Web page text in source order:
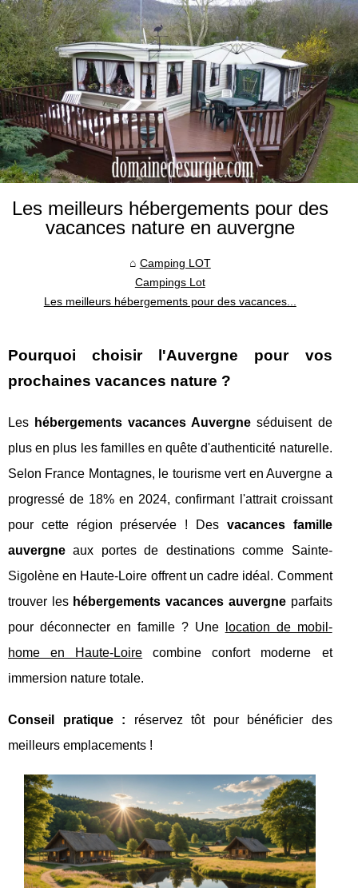
Les meilleurs hébergements pour des
vacances nature en auvergne
Camping LOT
Campings Lot
Les meilleurs hébergements pour des vacances...
Pourquoi choisir l'Auvergne pour vos
prochaines vacances nature ?
Les hébergements vacances Auvergne séduisent de
plus en plus les familles en quête d'authenticité naturelle.
Selon France Montagnes, le tourisme vert en Auvergne a
progressé de 18% en 2024, confirmant l'attrait croissant
pour cette région préservée ! Des vacances famille
auvergne aux portes de destinations comme Sainte-
Sigolène en Haute-Loire offrent un cadre idéal. Comment
trouver les hébergements vacances auvergneparfaits
pour déconnecter en famille ? Une
location de mobil-
home en Haute-Loire combine confort moderne et
immersion nature totale.
Conseil pratique : réservez tôt pour bénéficier des
meilleurs emplacements !